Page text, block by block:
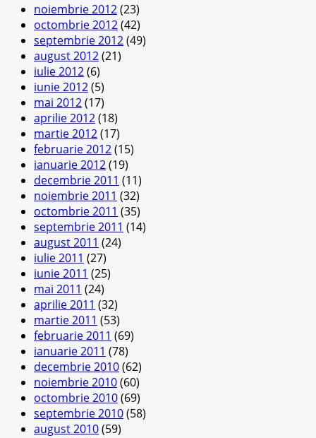
noiembrie 2012(23)
octombrie 2012(42)
septembrie 2012(49)
august 2012(21)
iulie 2012(6)
iunie 2012(5)
mai 2012(17)
aprilie 2012(18)
martie 2012(17)
februarie 2012(15)
ianuarie 2012(19)
decembrie 2011 (11)
noiembrie 2011 (32)
octombrie 2011 (35)
septembrie 2011 (14)
august 2011 (24)
iulie 2011 (27)
iunie 2011 (25)
mai 2011 (24)
aprilie 2011 (32)
martie 2011 (53)
februarie 2011 (69)
ianuarie 2011 (78)
decembrie 2010(62)
noiembrie 2010(60)
octombrie 2010(69)
septembrie 2010(58)
august 2010(59)